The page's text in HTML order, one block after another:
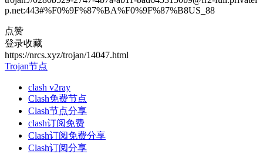
p.net:443#%F0%9F%87%BA%F0%9F%87%B8US_88
点赞
登录收藏
https://nrcs.xyz/trojan/14047.html
Trojan节点
clash v2ray
Clash免费节点
Clash节点分享
clash订阅免费
Clash订阅免费分享
Clash订阅分享